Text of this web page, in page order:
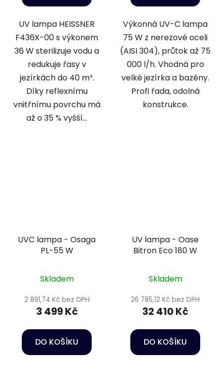
UV lampa HEISSNER
F436X-00 s výkonem
36 W sterilizuje vodu a
redukuje řasy v
jezírkách do 40 m³.
Díky reflexnímu
vnitřnímu povrchu má
až o 35 % vyšší...
Výkonná UV-C lampa
75 W z nerezové oceli
(AISI 304), průtok až 75
000 l/h. Vhodná pro
velké jezírka a bazény.
Profi řada, odolná
konstrukce.
UVC lampa - Osaga
PL-55 W
Skladem
2 891,74 Kč bez DPH
3 499 Kč
DO KOŠÍKU
UV lampa - Oase
Bitron Eco 180 W
Skladem
26 785,12 Kč bez DPH
32 410 Kč
DO KOŠÍKU